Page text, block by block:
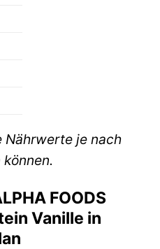
Nährwerte je nach
FOODS
Vanille in